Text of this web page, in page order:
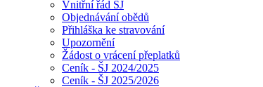
Vnitřní řád ŠJ
Objednávání obědů
Přihláška ke stravování
Upozornění
Žádost o vrácení přeplatků
Ceník - ŠJ 2024/2025
Ceník - ŠJ 2025/2026